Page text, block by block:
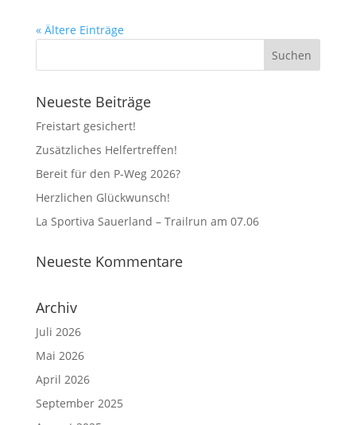
« Ältere Einträge
Neueste Beiträge
Freistart gesichert!
Zusätzliches Helfertreffen!
Bereit für den P-Weg 2026?
Herzlichen Glückwunsch!
La Sportiva Sauerland – Trailrun am 07.06
Neueste Kommentare
Archiv
Juli 2026
Mai 2026
April 2026
September 2025